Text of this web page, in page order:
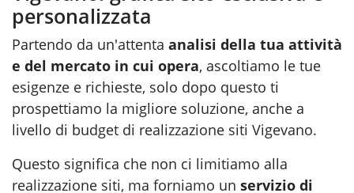
personalizzata
Partendo da un'attenta analisi della tua attività
e del mercato in cui opera, ascoltiamo le tue
esigenze e richieste, solo dopo questo ti
prospettiamo la migliore soluzione, anche a
livello di budget di realizzazione siti Vigevano.
Questo significa che non ci limitiamo alla
realizzazione siti, ma forniamo un servizio di